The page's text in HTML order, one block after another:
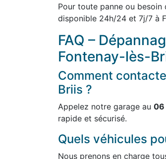
Pour toute panne ou
disponible 24h/24 et 7j/7 à
FAQ –
Fontenay-lès-
Comment
Briis ?
Appelez notre garage au 06
rapide et sécurisé.
Quels véhicules
Nous prenons en charge